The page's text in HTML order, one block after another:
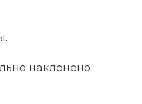
наклонено